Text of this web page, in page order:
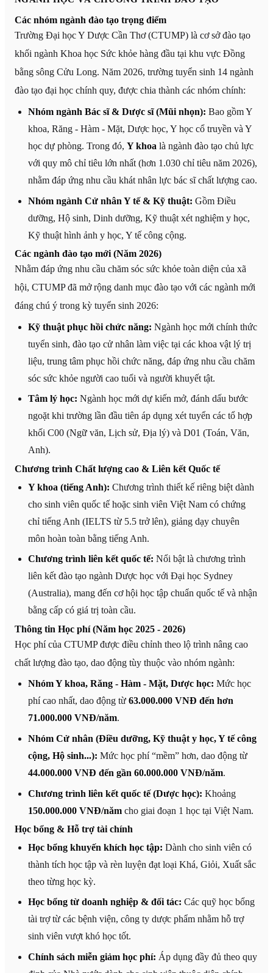
Các nhóm ngành đào tạo trọng điểm
Trường Đại học Y Dược Cần Thơ (CTUMP) là cơ sở đào tạo
khối ngành Khoa học Sức khỏe hàng đầu tại khu vực Đồng
bằng sông Cửu Long. Năm 2026, trường tuyển sinh 14 ngành
đào tạo đại học chính quy, được chia thành các nhóm chính:
Nhóm ngành Bác sĩ & Dược sĩ (Mũi nhọn): Bao gồm Y
khoa, Răng - Hàm - Mặt, Dược học, Y học cổ truyền và Y
học dự phòng. Trong đó, Y khoa là ngành đào tạo chủ lực
với quy mô chỉ tiêu lớn nhất (hơn 1.030 chỉ tiêu năm 2026),
nhằm đáp ứng nhu cầu khát nhân lực bác sĩ chất lượng cao.
Nhóm ngành Cử nhân Y tế & Kỹ thuật: Gồm Điều
dưỡng, Hộ sinh, Dinh dưỡng, Kỹ thuật xét nghiệm y học,
Kỹ thuật hình ảnh y học, Y tế công cộng.
Các ngành đào tạo mới (Năm 2026)
Nhằm đáp ứng nhu cầu chăm sóc sức khỏe toàn diện của xã
hội, CTUMP đã mở rộng danh mục đào tạo với các ngành mới
đáng chú ý trong kỳ tuyển sinh 2026:
Kỹ thuật phục hồi chức năng: Ngành học mới chính thức
tuyển sinh, đào tạo cử nhân làm việc tại các khoa vật lý trị
liệu, trung tâm phục hồi chức năng, đáp ứng nhu cầu chăm
sóc sức khỏe người cao tuổi và người khuyết tật.
Tâm lý học: Ngành học mới dự kiến mở, đánh dấu bước
ngoặt khi trường lần đầu tiên áp dụng xét tuyển các tổ hợp
khối C00 (Ngữ văn, Lịch sử, Địa lý) và D01 (Toán, Văn,
Anh).
Chương trình Chất lượng cao & Liên kết Quốc tế
Y khoa (tiếng Anh): Chương trình thiết kế riêng biệt dành
cho sinh viên quốc tế hoặc sinh viên Việt Nam có chứng
chỉ tiếng Anh (IELTS từ 5.5 trở lên), giảng dạy chuyên
môn hoàn toàn bằng tiếng Anh.
Chương trình liên kết quốc tế: Nổi bật là chương trình
liên kết đào tạo ngành Dược học với Đại học Sydney
(Australia), mang đến cơ hội học tập chuẩn quốc tế và nhận
bằng cấp có giá trị toàn cầu.
Thông tin Học phí (Năm học 2025 - 2026)
Học phí của CTUMP được điều chỉnh theo lộ trình nâng cao
chất lượng đào tạo, dao động tùy thuộc vào nhóm ngành:
Nhóm Y khoa, Răng - Hàm - Mặt, Dược học: Mức học
phí cao nhất, dao động từ 63.000.000 VNĐ đến hơn
71.000.000 VNĐ/năm.
Nhóm Cử nhân (Điều dưỡng, Kỹ thuật y học, Y tế công
cộng, Hộ sinh...): Mức học phí “mềm” hơn, dao động từ
44.000.000 VNĐ đến gần 60.000.000 VNĐ/năm.
Chương trình liên kết quốc tế (Dược học): Khoảng
150.000.000 VNĐ/nămcho giai đoạn 1 học tại Việt Nam.
Học bổng & Hỗ trợ tài chính
Học bổng khuyến khích học tập: Dành cho sinh viên có
thành tích học tập và rèn luyện đạt loại Khá, Giỏi, Xuất sắc
theo từng học kỳ.
Học bổng từ doanh nghiệp & đối tác: Các quỹ học bổng
tài trợ từ các bệnh viện, công ty dược phẩm nhằm hỗ trợ
sinh viên vượt khó học tốt.
Chính sách miễn giảm học phí: Áp dụng đầy đủ theo quy